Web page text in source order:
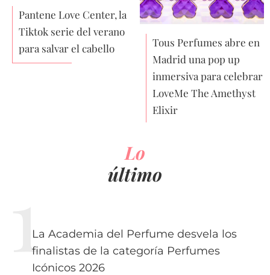
Pantene Love Center, la
Tiktok serie del verano
para salvar el cabello
Tous Perfumes abre en
Madrid una pop up
inmersiva para celebrar
LoveMe The Amethyst
Elixir
Lo
último
La Academia del Perfume desvela los
finalistas de la categoría Perfumes
Icónicos 2026